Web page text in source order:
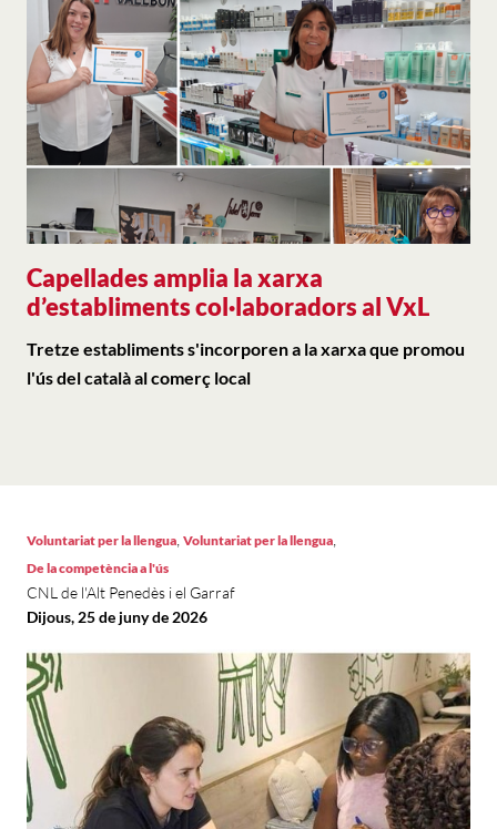
Capellades amplia la xarxa
d’establiments col·laboradors al VxL
Tretze establiments s'incorporen a la xarxa que promou
l'ús del català al comerç local
Voluntariat per la llengua Voluntariat per la llengua
De la competència a l'ús
CNL de l'Alt Penedès i el Garraf
Dijous, 25 de juny de 2026